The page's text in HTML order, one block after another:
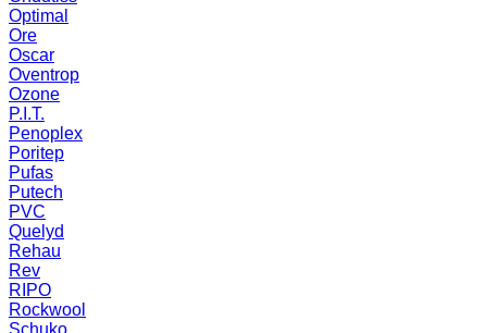
Optimal
Ore
Oscar
Oventrop
Ozone
P.I.T.
Penoplex
Poritep
Pufas
Putech
PVC
Quelyd
Rehau
Rev
RIPO
Rockwool
Schuko